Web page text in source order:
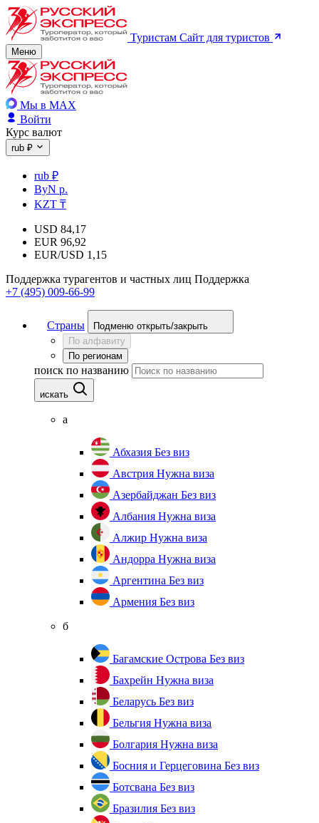
Туристам Сайт для туристов
Меню
Мы в MAX
Войти
Курс валют
rub ₽
rub ₽
ByN р.
KZT ₸
USD 84,17
EUR 96,92
EUR/USD 1,15
Поддержка турагентов и частных лиц Поддержка
+7 (495) 009-66-99
Страны
Подменю открыть/закрыть
По алфавиту
По регионам
поиск по названию
искать
а
Абхазия Без виз
Австрия Нужна виза
Азербайджан Без виз
Албания Нужна виза
Алжир Нужна виза
Андорра Нужна виза
Аргентина Без виз
Армения Без виз
б
Багамские Острова Без виз
Бахрейн Нужна виза
Беларусь Без виз
Бельгия Нужна виза
Болгария Нужна виза
Босния и Герцеговина Без виз
Ботсвана Без виз
Бразилия Без виз